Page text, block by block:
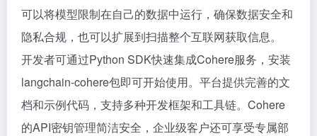
可以将模型限制在自己的数据中运行，确保数据安全和
隐私合规，也可以扩展到扫描整个互联网获取信息。
开发者可通过Python SDK快速集成Cohere服务，安装
langchain-cohere包即可开始使用。平台提供完善的文
档和示例代码，支持多种开发框架和工具链。Cohere
的API密钥管理简洁安全，企业级客户还可享受专属部